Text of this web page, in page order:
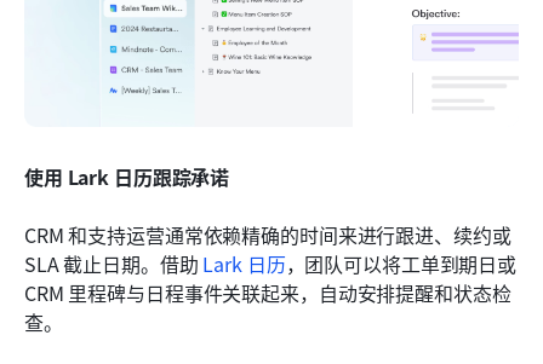
使用 Lark 日历跟踪承诺
CRM 和支持运营通常依赖精确的时间来进行跟进、续约或
SLA 截止日期。借助 Lark 日历，团队可以将工单到期日或
CRM 里程碑与日程事件关联起来，自动安排提醒和状态检
查。